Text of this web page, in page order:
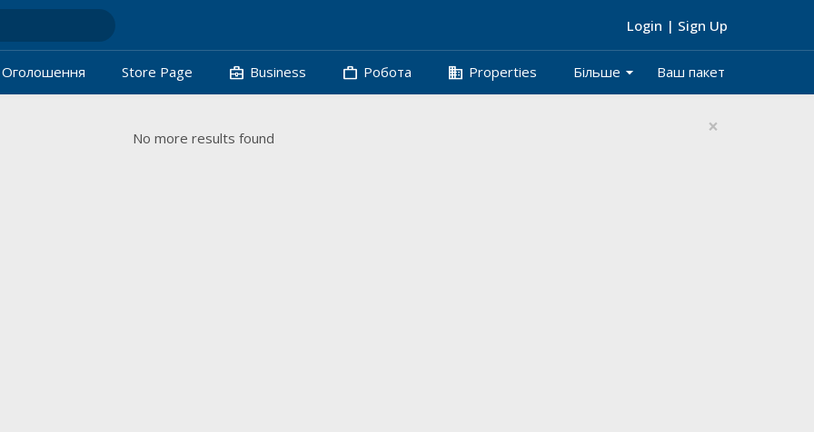
Login | Sign Up
Oголошення Store Page business_center Business work Робота business Properties arrow_drop_down
Більше Ваш пакет
×
No more results found